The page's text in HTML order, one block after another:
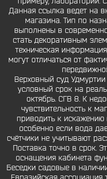
Данная ссылка ведет на
магазина. Тип по
выполнены в
стать декоративным
техническая
могут отличаться от
Верховный суд
условный срок на
октябрь. СГВ 8. К
чувствительность к
приводить к
особенно если вода
счётчики не учитывают
Поставка точно в срок.
оснащения кабинета
Беседки садовые в